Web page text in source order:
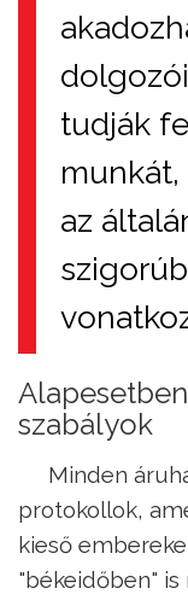
tudják
az
szabályok
Minden
protokollok,
kieső
"békeidőben" is